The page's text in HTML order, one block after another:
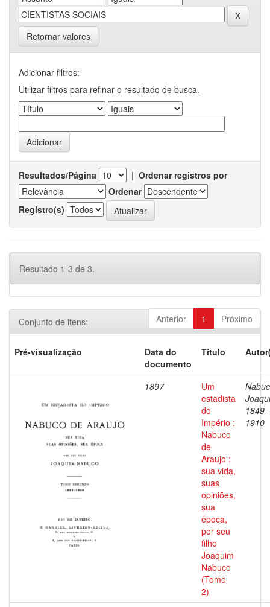
Retornar valores
Adicionar filtros:
Utilizar filtros para refinar o resultado de busca.
Resultados/Página | Ordenar registros por
Ordenar
Registro(s)
Resultado 1-3 de 3.
Anterior 1 Próximo
Conjunto de itens:
Pré-visualização
Data do
documento
Título
1897
Um
estadista
do
Império :
Nabuco
de
Araujo :
sua vida,
suas
opiniões,
sua
época,
por seu
filho
Joaquim
Nabuco
(Tomo
2)
1849-
1910